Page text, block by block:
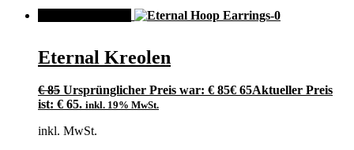
Eternal Kreolen
€85 Ursprünglicher Preis war: € 85€ 65Aktueller Preis
ist: € 65. inkl. 19% MwSt.
inkl. MwSt.